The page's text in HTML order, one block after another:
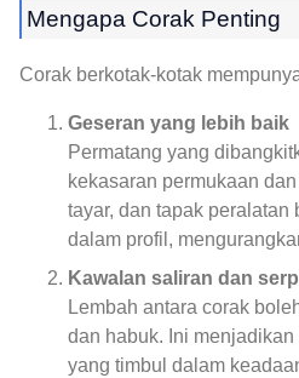
Mengapa Corak Penting
Corak berkotak-kotak
Geseran yang lebih baik
Permatang yang
kekasaran permukaan
tayar, dan tapak peralatan
dalam profil,
Kawalan saliran dan
Lembah antara corak
dan habuk. Ini
yang timbul dalam